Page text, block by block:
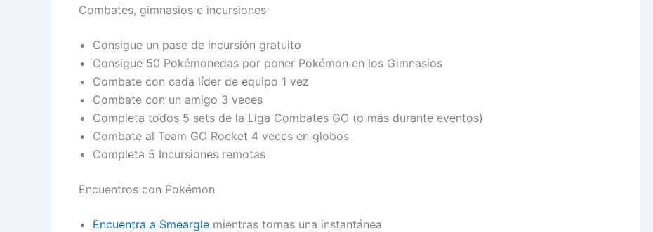
Combates, gimnasios e incursiones
Consigue un pase de incursión gratuito
Consigue 50 Pokémonedas por poner Pokémon en los Gimnasios
Combate con cada líder de equipo 1 vez
Combate con un amigo 3 veces
Completa todos 5 sets de la Liga Combates GO (o más durante eventos)
Combate al Team GO Rocket 4 veces en globos
Completa 5 Incursiones remotas
Encuentros con Pokémon
Encuentra a Smeargle mientras tomas una instantánea